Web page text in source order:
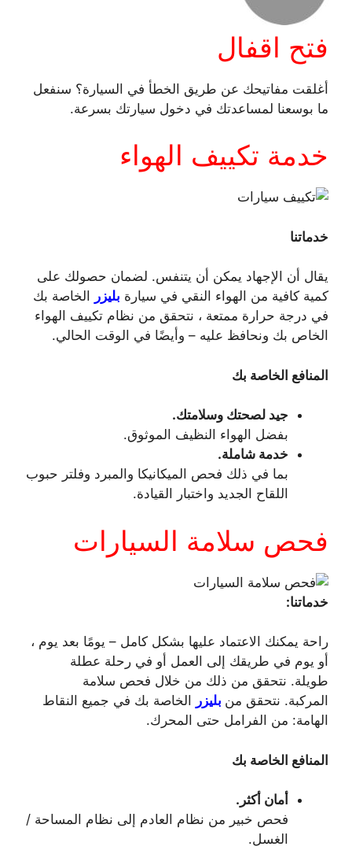
فتح اقفال
أغلقت مفاتيحك عن طريق الخطأ في السيارة؟ سنفعل
ما بوسعنا لمساعدتك في دخول سيارتك بسرعة.
خدمة تكييف الهواء
خدماتنا
يقال أن الإجهاد يمكن أن يتنفس. لضمان حصولك على
كمية كافية من الهواء النقي في سيارة بليزر
الخاصة بك
في درجة حرارة ممتعة ، نتحقق من نظام تكييف الهواء
الخاص بك ونحافظ عليه – وأيضًا في الوقت الحالي.
المنافع الخاصة بك
جيد لصحتك وسلامتك.
بفضل الهواء النظيف الموثوق.
خدمة شاملة.
بما في ذلك فحص الميكانيكا والمبرد وفلتر حبوب
اللقاح الجديد واختبار القيادة.
فحص سلامة السيارات
خدماتنا:
راحة يمكنك الاعتماد عليها بشكل كامل – يومًا بعد يوم ،
أو يوم في طريقك إلى العمل أو في رحلة عطلة
طويلة. نتحقق من ذلك من خلال فحص سلامة
المركبة. نتحقق من بليزر
الخاصة بك في جميع النقاط
الهامة: من الفرامل حتى المحرك.
المنافع الخاصة بك
أمان أكثر.
فحص خبير من نظام العادم إلى نظام المساحة /
الغسل.